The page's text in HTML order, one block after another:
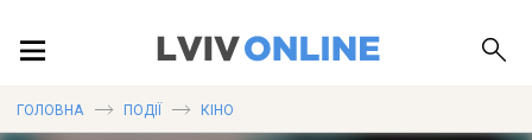
ГОЛОВНА ПОДІЇ КІНО